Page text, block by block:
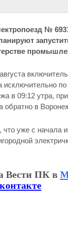
№
в 09:12 утра,
обратно в
уже с начала
Вести ПК в